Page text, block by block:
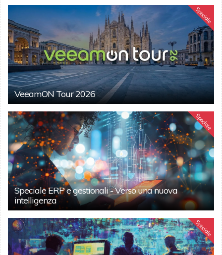
Speciale
VeeamON Tour 2026
Speciale
Speciale ERP e gestionali - Verso una nuova
intelligenza
Speciale